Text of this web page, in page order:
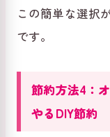
この簡単な選択
です。
節約方法4：
やるDIY節約